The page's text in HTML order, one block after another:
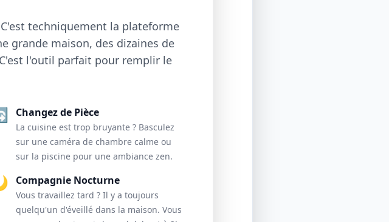
techniquement la plateforme
grande maison, des dizaines de
l'outil parfait pour remplir le
Changez de Pièce
La cuisine est trop bruyante ? Basculez
sur une caméra de chambre calme ou
sur la piscine pour une ambiance zen.
Compagnie Nocturne
Vous travaillez tard ? Il y a toujours
quelqu'un d'éveillé dans la maison. Vous